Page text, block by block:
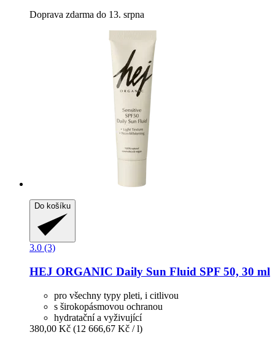
Doprava zdarma do 13. srpna
Do košíku
3.0 (3)
HEJ ORGANIC Daily Sun Fluid SPF 50, 30 ml
pro všechny typy pleti, i citlivou
s širokopásmovou ochranou
hydratační a vyživující
380,00 Kč (12 666,67 Kč / l)